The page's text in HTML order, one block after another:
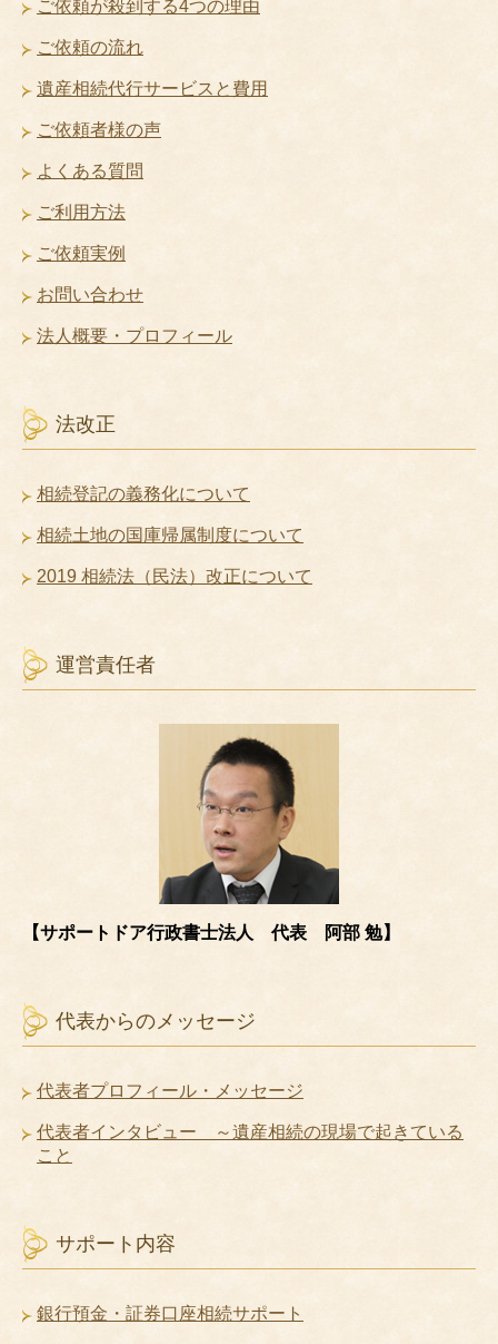
ご依頼が殺到する4つの理由
ご依頼の流れ
遺産相続代行サービスと費用
ご依頼者様の声
よくある質問
ご利用方法
ご依頼実例
お問い合わせ
法人概要・プロフィール
法改正
相続登記の義務化について
相続土地の国庫帰属制度について
2019 相続法（民法）改正について
運営責任者
【サポートドア行政書士法人 代表 阿部 勉】
代表からのメッセージ
代表者プロフィール・メッセージ
代表者インタビュー ～遺産相続の現場で起きている
こと
サポート内容
銀行預金・証券口座相続サポート